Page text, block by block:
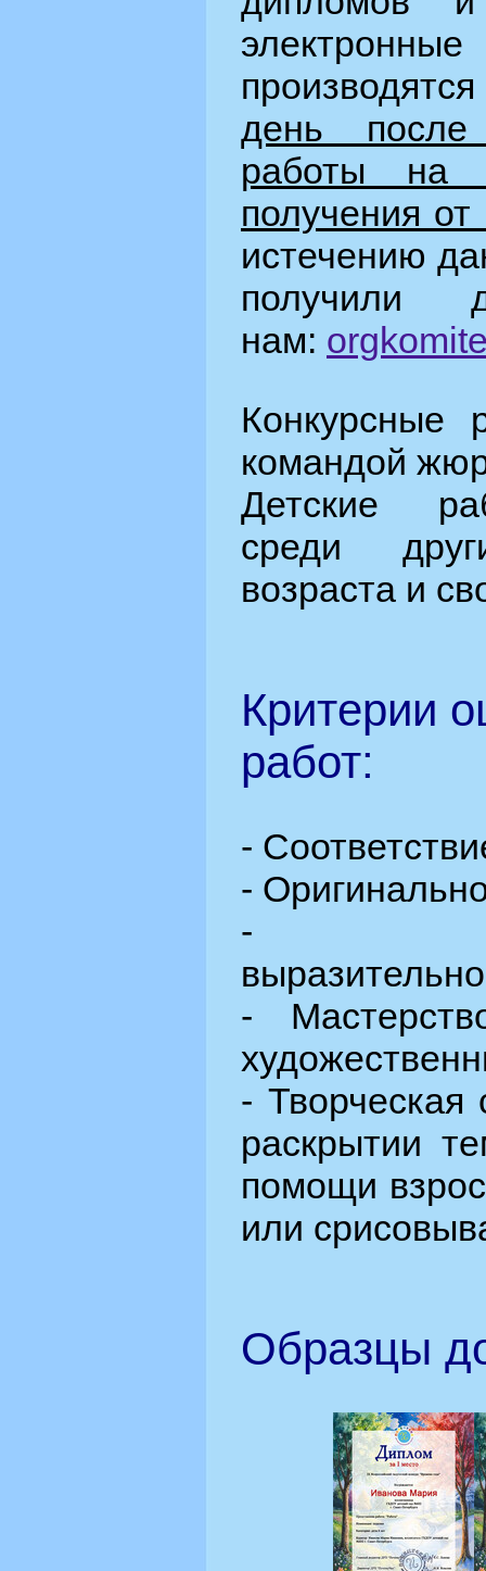
день
работы на
получения
истечению
получили
нам:
Конкурсные
командой
Детские
среди
возраста и
Критерии
работ:
-
-
-
-
- Творческая
раскрытии
помощи
или
Образцы